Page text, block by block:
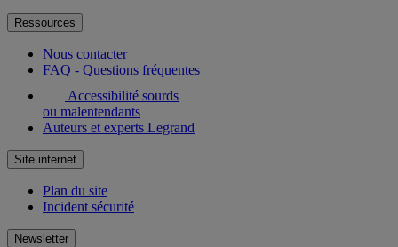
Ressources
Nous contacter
FAQ - Questions fréquentes
Accessibilité sourds
ou malentendants
Auteurs et experts Legrand
Site internet
Plan du site
Incident sécurité
Newsletter